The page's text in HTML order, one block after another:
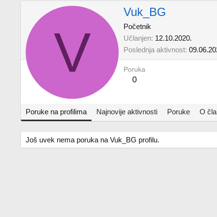
V
Vuk_BG
Početnik
Učlanjen 12.10.2020.
Poslednja aktivnost
Poruka
0
Poruke na profilima Najnovije aktivnosti Poruke O
Još uvek nema poruka na Vuk_BG profilu.